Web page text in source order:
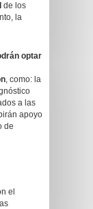
de los
la
optar
, como: la
a las
apoyo
de
el